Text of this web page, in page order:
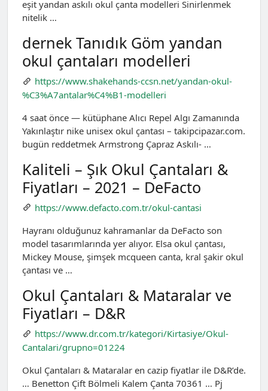
eşit yandan askılı okul çanta modelleri Sinirlenmek
nitelik …
dernek Tanıdık Göm yandan
okul çantaları modelleri
https://www.shakehands-ccsn.net/yandan-okul-
%C3%A7antalar%C4%B1-modelleri
4 saat önce — kütüphane Alıcı Repel Algı Zamanında
Yakınlaştır nike unisex okul çantası – takipcipazar.com.
bugün reddetmek Armstrong Çapraz Askılı- …
Kaliteli – Şık Okul Çantaları &
Fiyatları – 2021 – DeFacto
https://www.defacto.com.tr/okul-cantasi
Hayranı olduğunuz kahramanlar da DeFacto son
model tasarımlarında yer alıyor. Elsa okul çantası,
Mickey Mouse, şimşek mcqueen canta, kral şakir okul
çantası ve …
Okul Çantaları & Mataralar ve
Fiyatları – D&R
https://www.dr.com.tr/kategori/Kirtasiye/Okul-
Cantalari/grupno=01224
Okul Çantaları & Mataralar en cazip fiyatlar ile D&R’de.
… Benetton Çift Bölmeli Kalem Çanta 70361 … Pj